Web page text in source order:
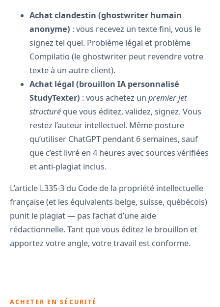
Achat clandestin (ghostwriter humain
anonyme) : vous recevez un texte fini, vous le
signez tel quel. Problème légal et problème
Compilatio (le ghostwriter peut revendre votre
texte à un autre client).
Achat légal (brouillon IA personnalisé
StudyTexter) : vous achetez un premier jet
structuré que vous éditez, validez, signez. Vous
restez l’auteur intellectuel. Même posture
qu’utiliser ChatGPT pendant 6 semaines, sauf
que c’est livré en 4 heures avec sources vérifiées
et anti-plagiat inclus.
L’article L335-3 du Code de la propriété intellectuelle
française (et les équivalents belge, suisse, québécois)
punit le plagiat — pas l’achat d’une aide
rédactionnelle. Tant que vous éditez le brouillon et
apportez votre angle, votre travail est conforme.
ACHETER EN SÉCURITÉ